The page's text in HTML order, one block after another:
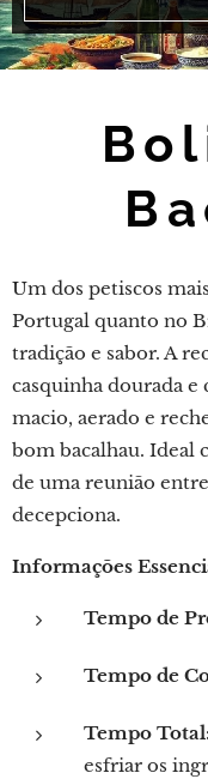
Um dos petiscos
Portugal quanto no
tradição e sabor. A
casquinha dourada
macio, aerado e
bom bacalhau. Ideal
de uma reunião
decepciona.
Informações
Tempo de
Tempo de
Tempo
esfriar os